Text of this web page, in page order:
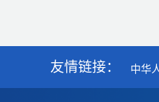
友情链接： 中华